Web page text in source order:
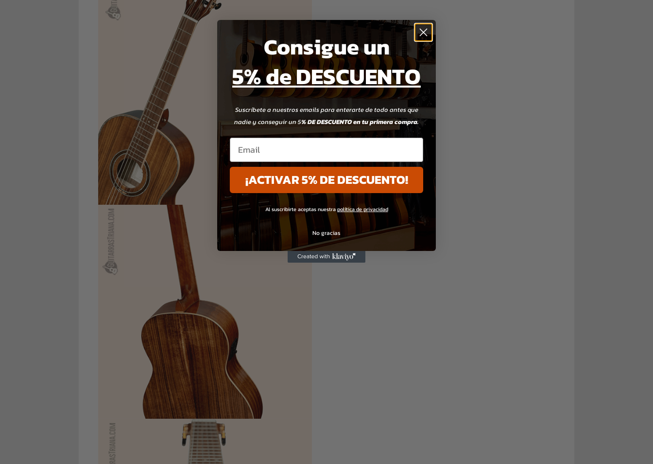
Consigue un
5% de DESCUENTO
Suscríbete a nuestros emails para enterarte de todo antes que
nadie y conseguir un 5% DE DESCUENTO en tu primera compra.
Email
¡ACTIVAR 5% DE DESCUENTO!
Al suscribirte aceptas nuestrapolítica de privacidad
No gracias